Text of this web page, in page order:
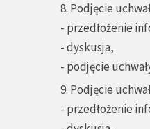
8. Podjęcie
- przedłożenie
- dyskusja,
- podjęcie
9. Podjęcie
- przedłożenie